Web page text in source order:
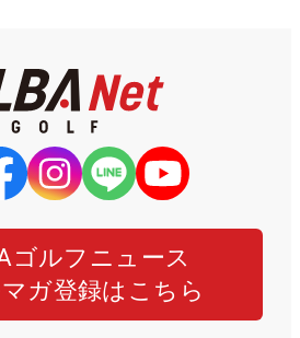
ゴルフニュース
ガ登録はこちら